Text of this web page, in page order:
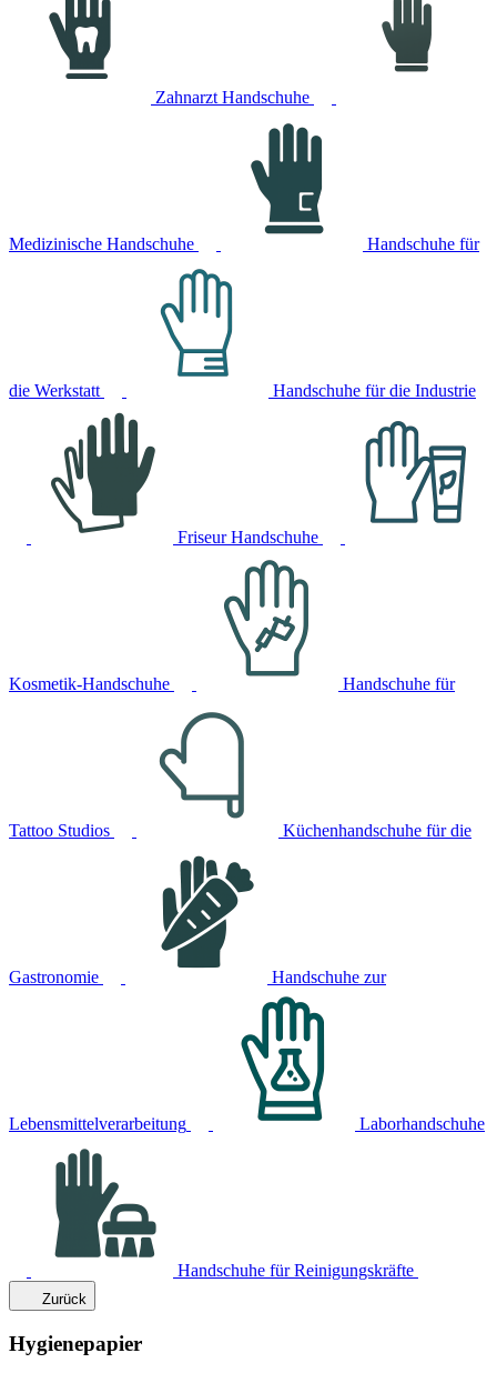
Zahnarzt Handschuhe
Medizinische Handschuhe Handschuhe für
die Werkstatt Handschuhe für die Industrie
Friseur Handschuhe
Kosmetik-Handschuhe Handschuhe für
Tattoo Studios Küchenhandschuhe für die
Gastronomie Handschuhe zur
Lebensmittelverarbeitung Laborhandschuhe
Handschuhe für Reinigungskräfte
Zurück
Hygienepapier